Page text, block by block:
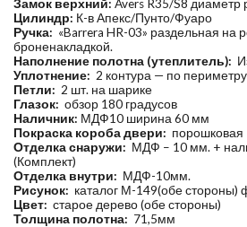
Замок верхний: Avers R35/S8 диаметр
Цилиндр: К-в Апекс/Пунто/Фуаро
Ручка: «Barrera HR-03» раздельная на
броненакладкой.
Наполнение полотна (утеплитель):
Уплотнение: 2 контура — по
Петли: 2 шт. на шарике
Глазок: обзор 180 градусов
Наличник: МДФ10 ширина 60 мм
Покраска короба двери: порошковая
Отделка снаружи: МДФ – 10 мм. +
(Комплект)
Отделка внутри: МДФ-10мм.
Рисунок: каталог М-149(обе стороны)
Цвет: старое дерево (обе стороны)
Толщина полотна: 71,5мм